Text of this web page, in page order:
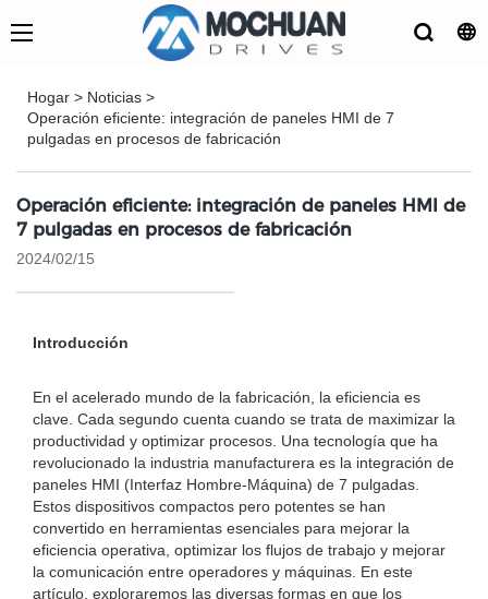
Hogar > Noticias >
Operación eficiente: integración de paneles HMI de 7
pulgadas en procesos de fabricación
Operación eficiente: integración de paneles HMI de
7 pulgadas en procesos de fabricación
2024/02/15
Introducción
En el acelerado mundo de la fabricación, la eficiencia es
clave. Cada segundo cuenta cuando se trata de maximizar la
productividad y optimizar procesos. Una tecnología que ha
revolucionado la industria manufacturera es la integración de
paneles HMI (Interfaz Hombre-Máquina) de 7 pulgadas.
Estos dispositivos compactos pero potentes se han
convertido en herramientas esenciales para mejorar la
eficiencia operativa, optimizar los flujos de trabajo y mejorar
la comunicación entre operadores y máquinas. En este
artículo, exploraremos las diversas formas en que los